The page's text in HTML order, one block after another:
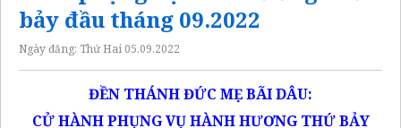
bảy đầu tháng 09.2022
Ngày đăng: Thứ Hai 05.09.2022
ĐỀN THÁNH ĐỨC MẸ BÃI DÂU:
CỬ HÀNH PHỤNG VỤ HÀNH HƯƠNG THỨ BẢY